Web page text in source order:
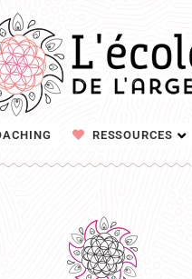
RESSOURCES